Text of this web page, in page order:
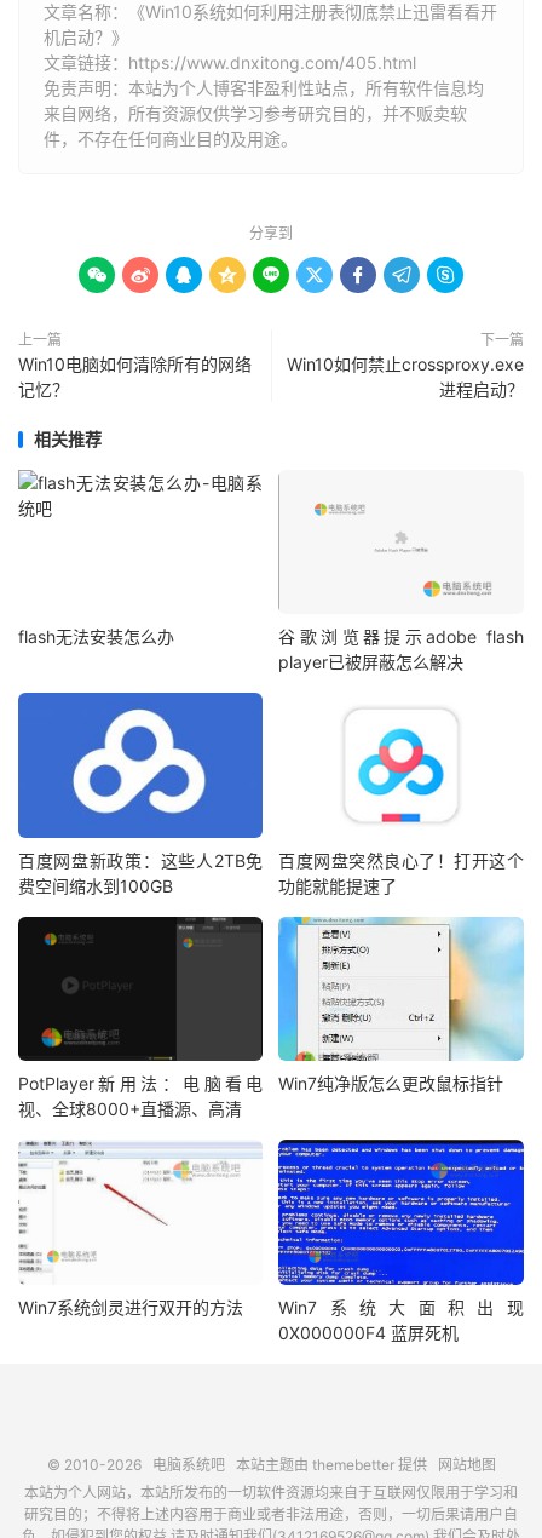
文章名称：《Win10系统如何利用注册表彻底禁止迅雷看看开
机启动？》
文章链接： https://www.dnxitong.com/405.html
免责声明：本站为个人博客非盈利性站点，所有软件信息均
来自网络，所有资源仅供学习参考研究目的，并不贩卖软
件，不存在任何商业目的及用途。
分享到
        
上一篇
Win10电脑如何清除所有的网络
记忆？
下一篇
Win10如何禁止crossproxy.exe
进程启动？
相关推荐
flash无法安装怎么办
谷歌浏览器提示adobe flash
player已被屏蔽怎么解决
百度网盘新政策：这些人2TB免
费空间缩水到100GB
百度网盘突然良心了！打开这个
功能就能提速了
PotPlayer新用法：电脑看电
视、全球8000+直播源、高清
Win7纯净版怎么更改鼠标指针
Win7系统剑灵进行双开的方法
Win7系统大面积出现
0X000000F4 蓝屏死机
© 2010-2026 电脑系统吧本站主题由 themebetter提供
网站地图
本站为个人网站，本站所发布的一切软件资源均来自于互联网仅限用于学习和
研究目的；不得将上述内容用于商业或者非法用途，否则，一切后果请用户自